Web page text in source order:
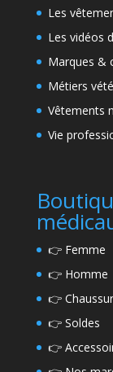
Les
Les vidéos
Marques &
Métiers
Vêtements
Vie
👉 Femme
👉 Homme
👉
👉 Soldes
👉